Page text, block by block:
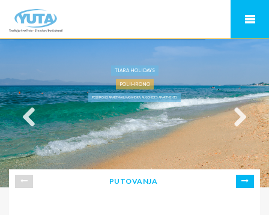
TIARA HOLIDAYS
POLIHRONO
POLIHRONO APARTMANI, KASANDRA, ALKIONIDES APARTMENTS
PUTOVANJA